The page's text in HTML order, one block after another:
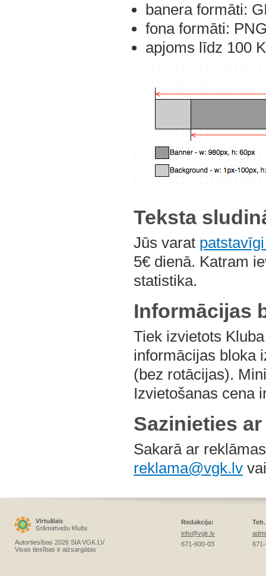
banera formāti:
fona formāti:
apjoms līdz 100
Teksta
Jūs varat
5€ dienā. Katram
statistika.
Informācijas
Tiek izvietots
informācijas bloka
(bez rotācijas).
Izvietošanas cena
Sazinieties
Sakarā ar
reklama@vgk.lv
Autortiesības 2026 SIA VGK.LV
Visas tiesības ir aizsargātas
Redakcija:
info@vgk.lv
671-600-03